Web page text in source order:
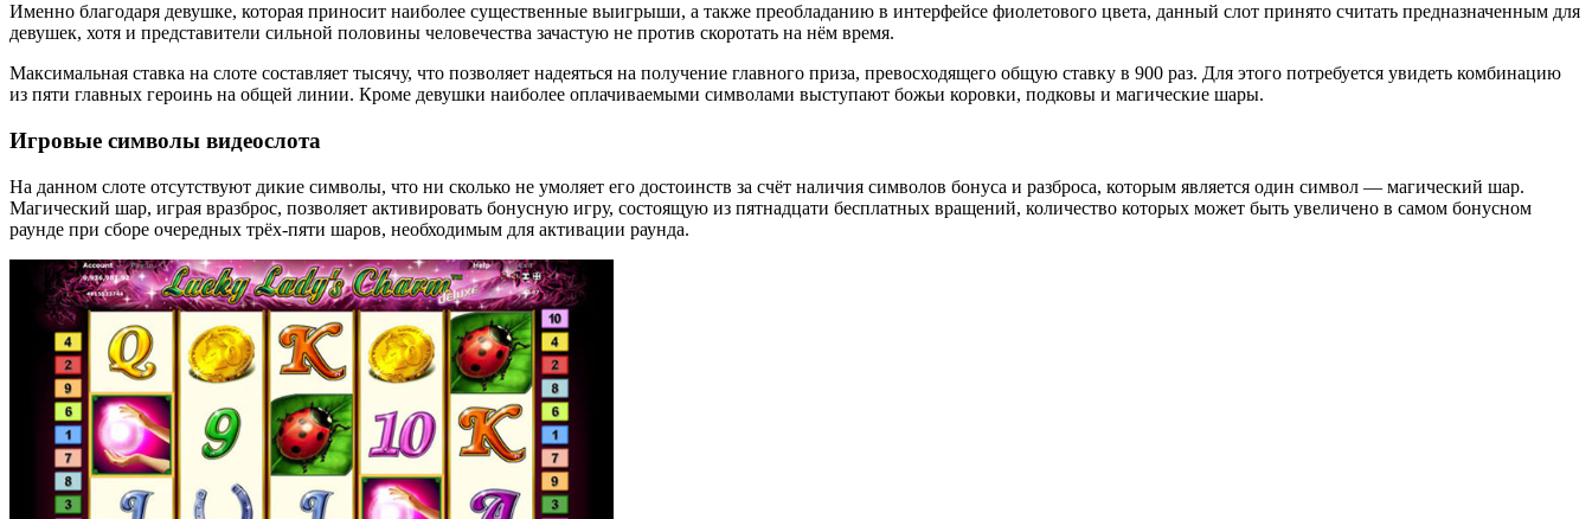
Именно благодаря девушке, которая приносит наиболее существенные выигрыши, а также преобладанию в интерфейсе фиолетового цвета, данный слот принято считать предназначенным для
девушек, хотя и представители сильной половины человечества зачастую не против скоротать на нём время.
Максимальная ставка на слоте составляет тысячу, что позволяет надеяться на получение главного приза, превосходящего общую ставку в 900 раз. Для этого потребуется увидеть комбинацию
из пяти главных героинь на общей линии. Кроме девушки наиболее оплачиваемыми символами выступают божьи коровки, подковы и магические шары.
Игровые символы видеослота
На данном слоте отсутствуют дикие символы, что ни сколько не умоляет его достоинств за счёт наличия символов бонуса и разброса, которым является один символ — магический шар.
Магический шар, играя вразброс, позволяет активировать бонусную игру, состоящую из пятнадцати бесплатных вращений, количество которых может быть увеличено в самом бонусном
раунде при сборе очередных трёх-пяти шаров, необходимым для активации раунда.